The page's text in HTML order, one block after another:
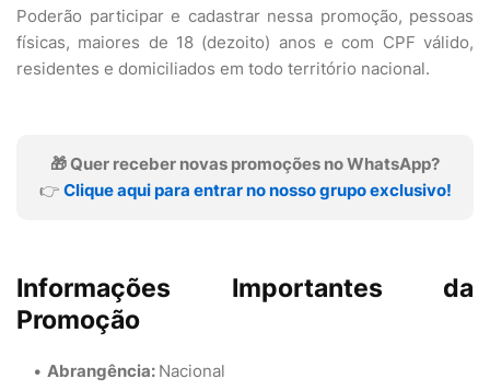
Poderão participar e cadastrar nessa promoção, pessoas
físicas, maiores de 18 (dezoito) anos e com CPF válido,
residentes e domiciliados em todo território nacional.
🎁 Quer receber novas promoções no WhatsApp?
👉 Clique aqui para entrar no nosso grupo exclusivo!
Informações Importantes da
Promoção
Abrangência: Nacional